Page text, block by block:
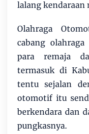
lalang kendaraan
Olahraga
cabang
para remaja
termasuk di
tentu sejalan
otomotif itu
berkendara dan
pungkasnya.